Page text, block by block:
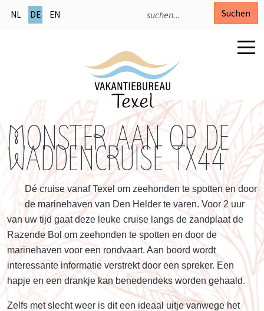
NL DE EN Suchen
MONSTER AAN OP DE
WADDENCRUISE TX44
Dé cruise vanaf Texel om zeehonden te spotten en door
de marinehaven van Den Helder te varen. Voor 2 uur
van uw tijd gaat deze leuke cruise langs de zandplaat de
Razende Bol om zeehonden te spotten en door de
marinehaven voor een rondvaart. Aan boord wordt
interessante informatie verstrekt door een spreker. Een
hapje en een drankje kan benedendeks worden gehaald.
Zelfs met slecht weer is dit een ideaal uitje vanwege het